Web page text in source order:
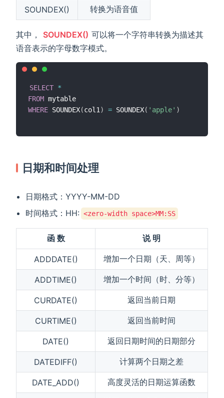
SOUNDEX() 转换为语音值
其中， SOUNDEX() 可以将一个字符串转换为描述其
语音表示的字母数字模式。
SELECT *
FROM
WHERE SOUNDEX(col1 ) = SOUNDEX( 'apple' )
日期和时间处理
日期格式：YYYY-MM-DD
时间格式：HH: <zero-width space>MM:SS
函 数 说 明
ADDDATE() 增加一个日期（天、周等）
ADDTIME() 增加一个时间（时、分等）
CURDATE() 返回当前日期
CURTIME() 返回当前时间
DATE() 返回日期时间的日期部分
DATEDIFF() 计算两个日期之差
DATE_ADD() 高度灵活的日期运算函数